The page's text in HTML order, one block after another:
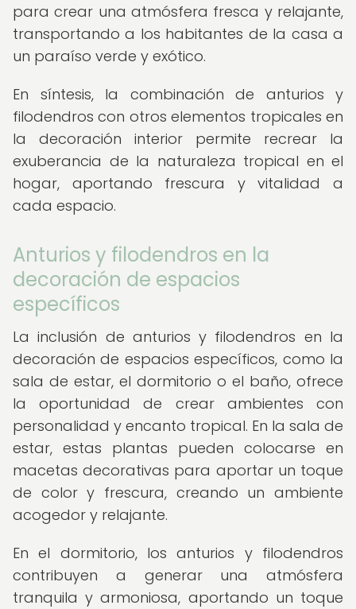
para crear una atmósfera fresca y relajante,
transportando a los habitantes de la casa a
un paraíso verde y exótico.
En síntesis, la combinación de anturios y
filodendros con otros elementos tropicales en
la decoración interior permite recrear la
exuberancia de la naturaleza tropical en el
hogar, aportando frescura y vitalidad a
cada espacio.
Anturios y filodendros en la
decoración de espacios
específicos
La inclusión de anturios y filodendros en la
decoración de espacios específicos, como la
sala de estar, el dormitorio o el baño, ofrece
la oportunidad de crear ambientes con
personalidad y encanto tropical. En la sala de
estar, estas plantas pueden colocarse en
macetas decorativas para aportar un toque
de color y frescura, creando un ambiente
acogedor y relajante.
En el dormitorio, los anturios y filodendros
contribuyen a generar una atmósfera
tranquila y armoniosa, aportando un toque